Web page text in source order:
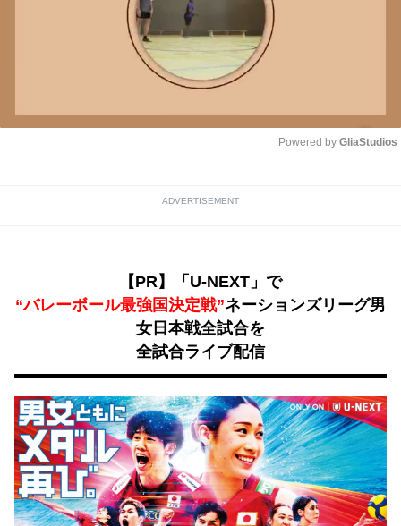
Powered by GliaStudios
ADVERTISEMENT
【PR】「U-NEXT」で
“バレーボール最強国決定戦”ネーションズリーグ男
女日本戦全試合を
全試合ライブ配信